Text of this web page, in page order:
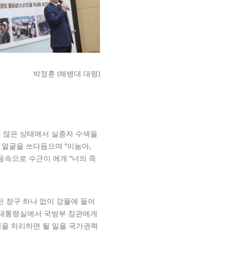
박정훈 (해병대 대령)
은 상태에서 실종자 수색을
굴을 쓰다듬으며 “이놈아,
으로 수근이 에게 “너의 죽
장구 하나 없이 강물에 들어
통령실에서 국방부 장관에게
처리하면 될 일을 국가권력